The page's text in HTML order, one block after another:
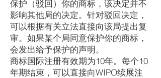
保护（驳回）你的商标，该决定并不
影响其他局的决定。针对驳回决定，
可以根据有关立法直接向该局提出复
审。如果某个局同意保护你的商标，
会发出给予保护的声明。
商标国际注册有效期为10年。每个10
年期结束，可以直接向WIPO续展注